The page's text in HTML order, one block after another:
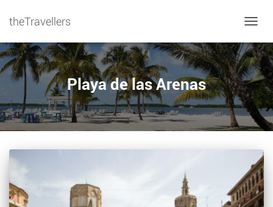
theTravellers
Playa de las Arenas